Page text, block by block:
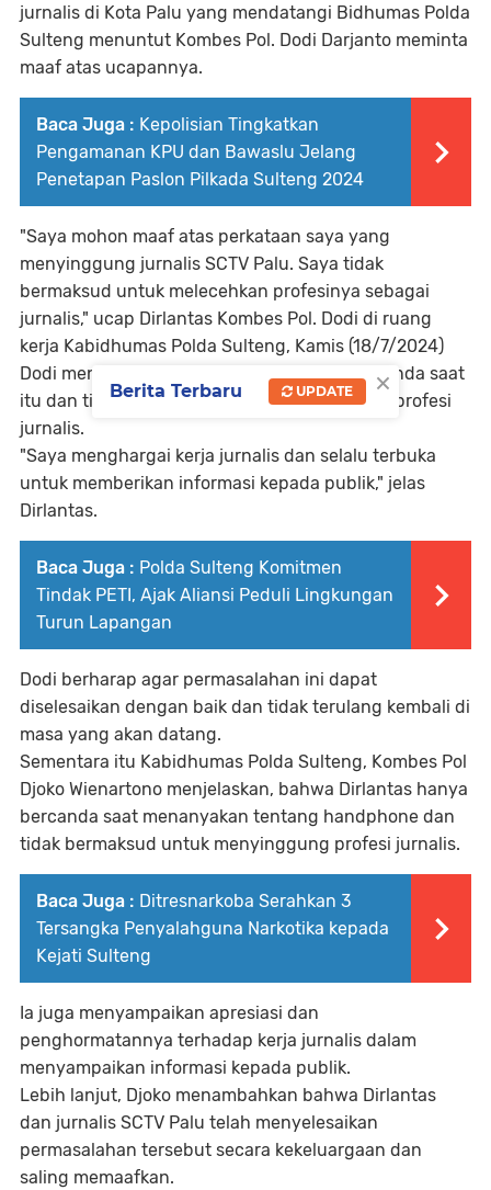
jurnalis di Kota Palu yang mendatangi Bidhumas Polda
Sulteng menuntut Kombes Pol. Dodi Darjanto meminta
maaf atas ucapannya.
Baca Juga : Kepolisian Tingkatkan
Pengamanan KPU dan Bawaslu Jelang
Penetapan Paslon Pilkada Sulteng 2024
"Saya mohon maaf atas perkataan saya yang
menyinggung jurnalis SCTV Palu. Saya tidak
bermaksud untuk melecehkan profesinya sebagai
jurnalis," ucap Dirlantas Kombes Pol. Dodi di ruang
kerja Kabidhumas Polda Sulteng, Kamis (18/7/2024)
Dodi menjelaskan bahwa dirinya hanya bercanda saat
itu dan tidak bermaksud untuk merendahkan profesi
jurnalis.
"Saya menghargai kerja jurnalis dan selalu terbuka
untuk memberikan informasi kepada publik," jelas
Dirlantas.
Baca Juga : Polda Sulteng Komitmen
Tindak PETI, Ajak Aliansi Peduli Lingkungan
Turun Lapangan
Dodi berharap agar permasalahan ini dapat
diselesaikan dengan baik dan tidak terulang kembali di
masa yang akan datang.
Sementara itu Kabidhumas Polda Sulteng, Kombes Pol
Djoko Wienartono menjelaskan, bahwa Dirlantas hanya
bercanda saat menanyakan tentang handphone dan
tidak bermaksud untuk menyinggung profesi jurnalis.
Baca Juga : Ditresnarkoba Serahkan 3
Tersangka Penyalahguna Narkotika kepada
Kejati Sulteng
Ia juga menyampaikan apresiasi dan
penghormatannya terhadap kerja jurnalis dalam
menyampaikan informasi kepada publik.
Lebih lanjut, Djoko menambahkan bahwa Dirlantas
dan jurnalis SCTV Palu telah menyelesaikan
permasalahan tersebut secara kekeluargaan dan
saling memaafkan.
×
Berita Terbaru UPDATE